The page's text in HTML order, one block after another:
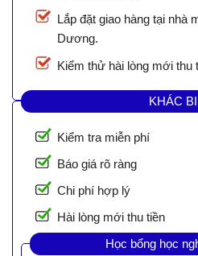
Lắp đặt giao hàng tại nhà
Dương.
Kiểm thử hài lòng mới thu
KHÁC
Kiểm tra miễn phí
Báo giá rõ ràng
Chi phí hợp lý
Hài lòng mới thu tiền
Học bổng học